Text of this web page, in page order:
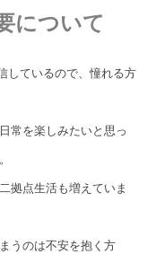
について
しているので、憧れる方
常を楽しみたいと思っ
拠点生活も増えていま
うのは不安を抱く方